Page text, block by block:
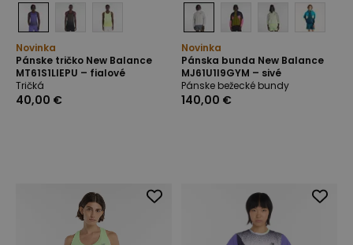
Novinka
Pánske tričko New Balance
MT61S1LIEPU – fialové
Tričká
40,00 €
Novinka
Pánska bunda New Balance
MJ61U1I9GYM – sivé
Pánske bežecké bundy
140,00 €